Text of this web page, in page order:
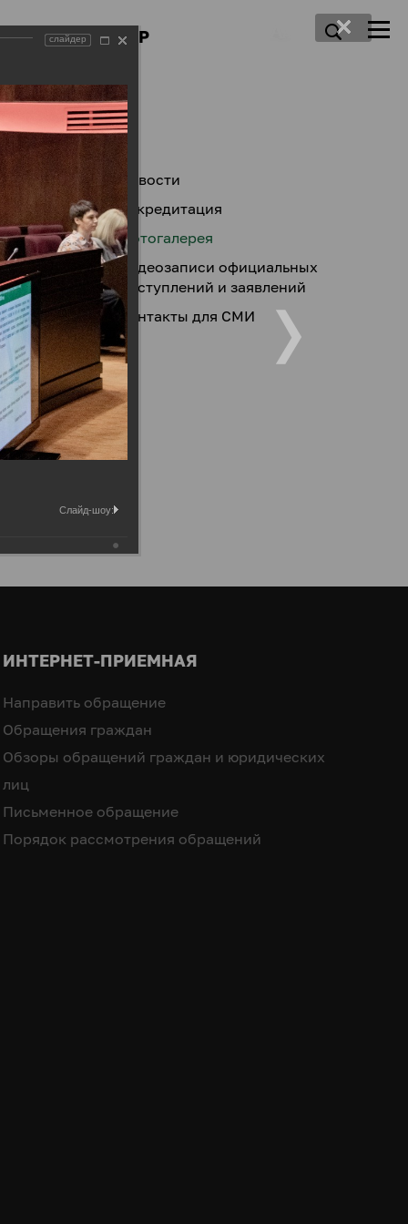
ПРЕСС-ЦЕНТР
Новости
Аккредитация
Фотогалерея
Видеозаписи официальных
выступлений и заявлений
Контакты для СМИ
ИНТЕРНЕТ-ПРИЕМНАЯ
Направить обращение
Обращения граждан
Обзоры обращений граждан и юридических
лиц
Письменное обращение
Порядок рассмотрения обращений
слайдер
Слайд-шоу: